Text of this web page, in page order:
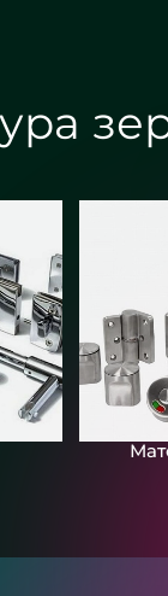
бронза с
«Граф